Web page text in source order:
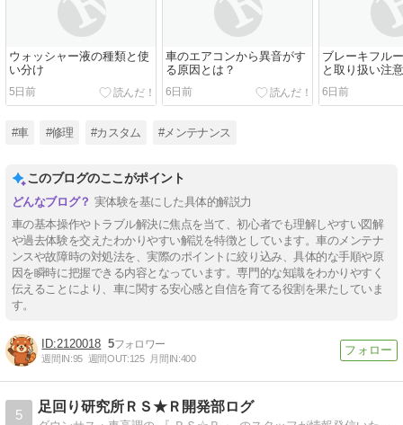
ウォッシャー液の種類と使
い分け
5日前
車のエアコンから異音がす
る原因とは？
6日前
ブレーキフル
と取り扱い注意
6日前
#車 #修理 #カスタム #メンテナンス
このブログのここがポイント
実体験を基にした具体的解説力
車の基本操作やトラブル解決に焦点を当て、初心者でも理解しやすい図解
や過去体験を交えたわかりやすい解説を特徴としています。車のメンテナ
ンスや故障時の対処法を、実際のポイントに絞り込み、具体的な手順や原
因を瞬時に把握できる内容となっています。専門的な知識をわかりやすく
伝えることにより、車に関する安心感と自信を育てる役割を果たしていま
す。
2120018 5
週間IN:95 週間OUT:125 月間IN:400
5
足回り研究所ＲＳ★Ｒ開発部ログ